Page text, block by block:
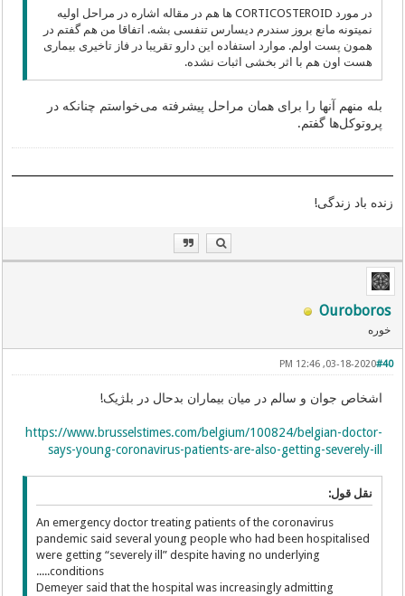
در مورد CORTICOSTEROID ها هم در مقاله اشاره در مراحل اولیه
نمیتونه مانع بروز سندرم دیسارس تنفسی بشه. اتفاقا من هم گفتم در
همون پست اولم. موارد استفاده این دارو تقریبا در فاز تاخیری بیماری
هست اون هم با اثر بخشی اثبات نشده.
بله منهم آنها را برای همان مراحل پیشرفته می‌خواستم چنانکه در
پروتوکل‌ها گفتم.
زنده باد زندگی!
Ouroboros
خوره
#40
03-18-2020, 12:46 PM
اشخاص جوان و سالم در میان بیماران بدحال در بلژیک!
https://www.brusselstimes.com/belgium/100824/belgian-doctor-
says-young-coronavirus-patients-are-also-getting-severely-ill
نقل قول:
An emergency doctor treating patients of the coronavirus
pandemic said several young people who had been hospitalised
were getting “severely ill” despite having no underlying
conditions.....
Demeyer said that the hospital was increasingly admitting